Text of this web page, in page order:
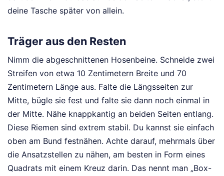
deine Tasche später von allein.
Träger aus den Resten
Nimm die abgeschnittenen Hosenbeine. Schneide zwei
Streifen von etwa 10 Zentimetern Breite und 70
Zentimetern Länge aus. Falte die Längsseiten zur
Mitte, bügle sie fest und falte sie dann noch einmal in
der Mitte. Nähe knappkantig an beiden Seiten entlang.
Diese Riemen sind extrem stabil. Du kannst sie einfach
oben am Bund festnähen. Achte darauf, mehrmals über
die Ansatzstellen zu nähen, am besten in Form eines
Quadrats mit einem Kreuz darin. Das nennt man „Box-